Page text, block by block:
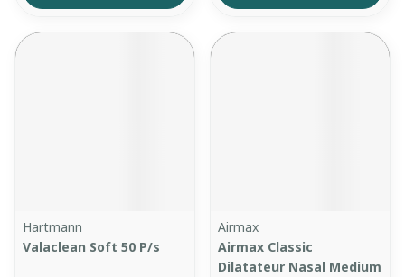
Hartmann
Valaclean Soft 50 P/s
Airmax
Airmax Classic
Dilatateur Nasal Medium